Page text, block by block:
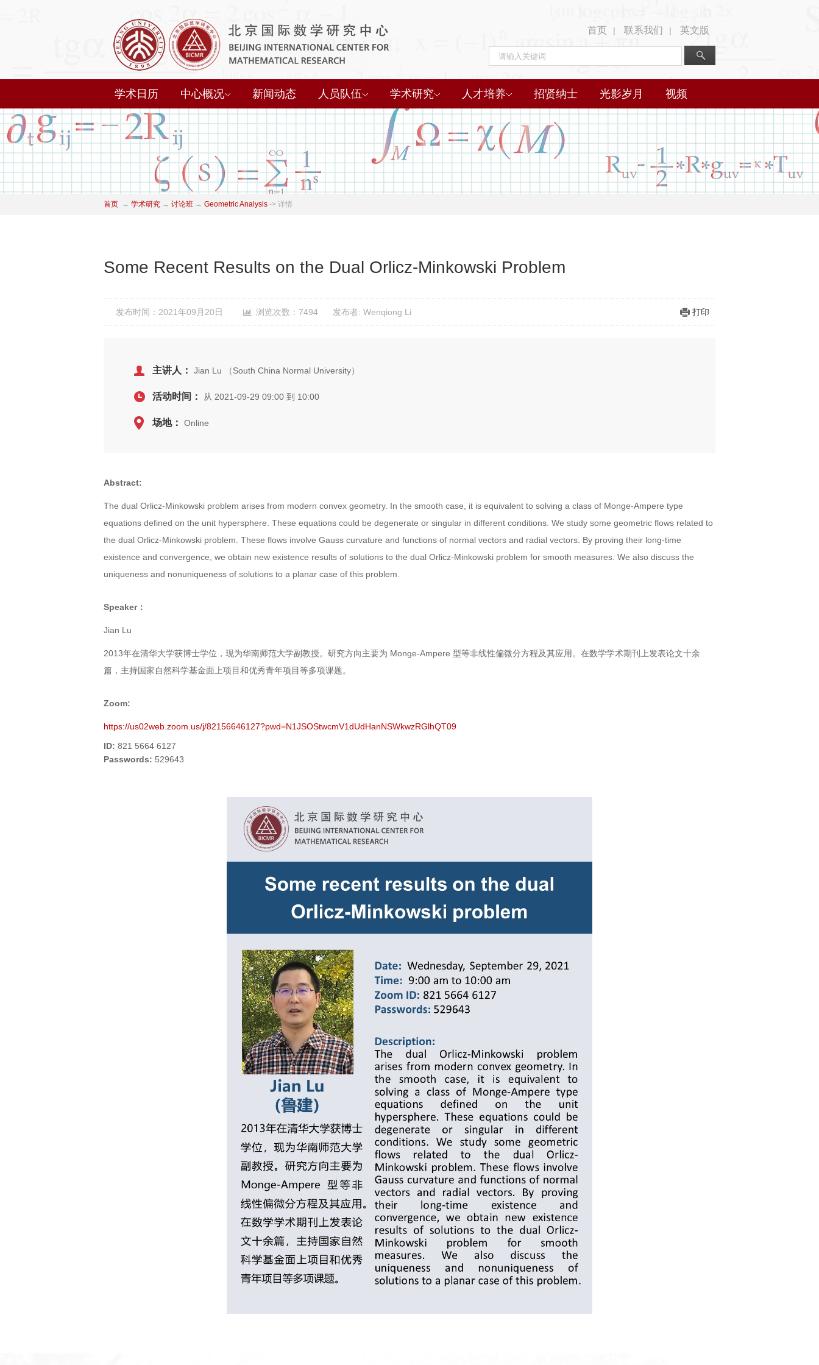
首页 | 联系我们 | 英文版
学术日历 中心概况 新闻动态 人员队伍 学术研究 人才培养 招贤纳士 光影岁月 视频
首页 → 学术研究 → 讨论班 → Geometric Analysis -> 详情
Some Recent Results on the Dual Orlicz-Minkowski Problem
发布时间：2021年09月20日 浏览次数：7494 发布者: Wenqiong Li 打印
主讲人： Jian Lu （South China Normal University）
活动时间： 从 2021-09-29 09:00 到 10:00
场地： Online
Abstract:
The dual Orlicz-Minkowski problem arises from modern convex geometry. In the smooth case, it is equivalent to solving a class of Monge-Ampere type
equations defined on the unit hypersphere. These equations could be degenerate or singular in different conditions. We study some geometric flows related to
the dual Orlicz-Minkowski problem. These flows involve Gauss curvature and functions of normal vectors and radial vectors. By proving their long-time
existence and convergence, we obtain new existence results of solutions to the dual Orlicz-Minkowski problem for smooth measures. We also discuss the
uniqueness and nonuniqueness of solutions to a planar case of this problem.
Speaker：
Jian Lu
2013年在清华大学获博士学位，现为华南师范大学副教授。研究方向主要为 Monge-Ampere 型等非线性偏微分方程及其应用。在数学学术期刊上发表论文十余
篇，主持国家自然科学基金面上项目和优秀青年项目等多项课题。
Zoom:
https://us02web.zoom.us/j/82156646127?pwd=N1JSOStwcmV1dUdHanNSWkwzRGlhQT09
ID: 821 5664 6127
Passwords: 529643